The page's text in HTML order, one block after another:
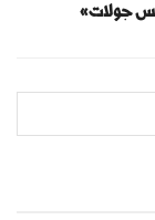
جولات»